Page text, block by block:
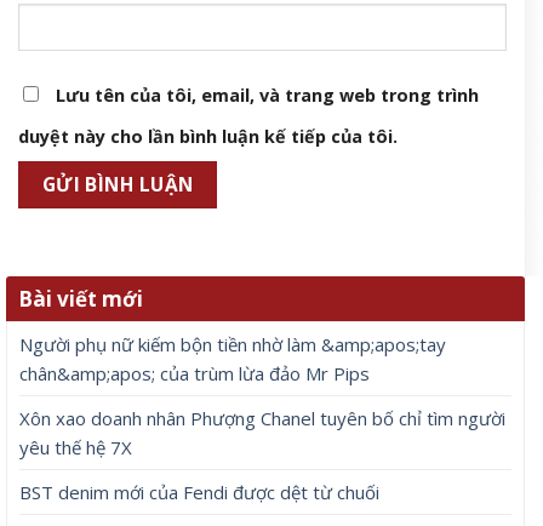
Lưu tên của tôi, email, và trang web trong trình
duyệt này cho lần bình luận kế tiếp của tôi.
Bài viết mới
Người phụ nữ kiếm bộn tiền nhờ làm &amp;apos;tay
chân&amp;apos; của trùm lừa đảo Mr Pips
Xôn xao doanh nhân Phượng Chanel tuyên bố chỉ tìm người
yêu thế hệ 7X
BST denim mới của Fendi được dệt từ chuối